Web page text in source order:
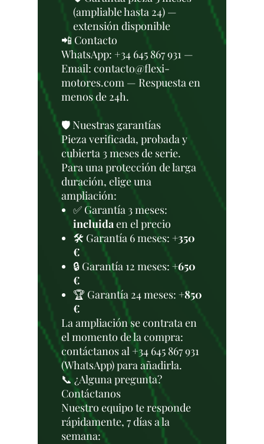
(ampliable hasta 24) —
extensión disponible
📲 Contacto
WhatsApp: +34 645 867 931 —
Email: contacto@flexi-
motores.com — Respuesta en
menos de 24h.
🛡️ Nuestras garantías
Pieza verificada, probada y
cubierta 3 meses de serie.
Para una protección de larga
duración, elige una
ampliación:
✅ Garantía 3 meses:
incluidaen el precio
🛠️ Garantía 6 meses: +350
€
🔒 Garantía 12 meses: +650
€
🏆 Garantía 24 meses: +850
€
La ampliación se contrata en
el momento de la compra:
contáctanos al +34 645 867 931
(WhatsApp) para añadirla.
📞 ¿Alguna pregunta?
Contáctanos
Nuestro equipo te responde
rápidamente, 7 días a la
semana: